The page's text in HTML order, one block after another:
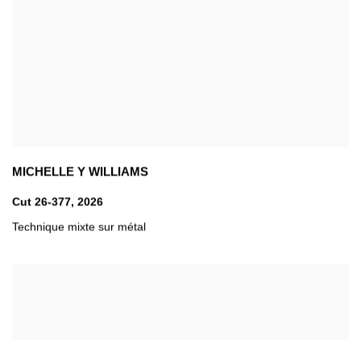
MICHELLE Y WILLIAMS
Cut 26-377, 2026
Technique mixte sur métal